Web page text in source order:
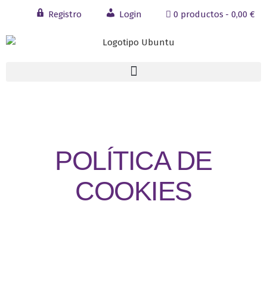
Registro Login 0 productos 0,00 €
POLÍTICA DE
COOKIES